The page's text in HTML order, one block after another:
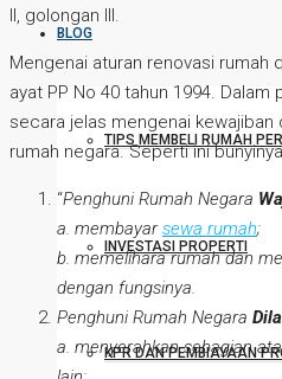
BLOG
TIPS MEMBELI RUMAH
INVESTASI PROPERTI
KPR DAN PEMBIAYAAN
II, golongan III.
Mengenai aturan renovasi rumah
ayat PP No 40 tahun 1994.
secara jelas mengenai kewajiban
rumah negara. Seperti ini
“Penghuni Rumah Negara
a. membayarsewa rumah;
b. memelihara rumah dan
dengan fungsinya.
Penghuni Rumah Negara
a. menyerahkan sebagian